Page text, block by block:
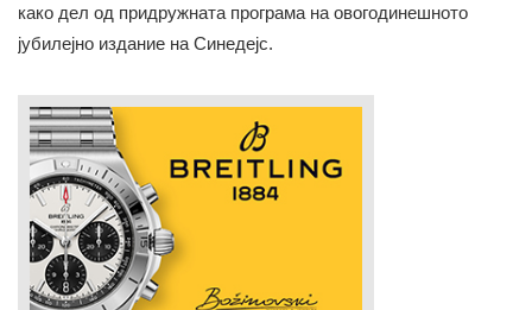
како дел од придружната програма на овогодинешното
јубилејно издание на Синедејс.